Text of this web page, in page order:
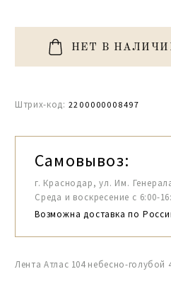
НЕТ В
Штрих-код: 2200000008497
Самовывоз:
г. Краснодар, ул. Им.
Среда и воскресение с 6:00-
Возможна доставка по
Лента Атлас 104 небесно-голубой